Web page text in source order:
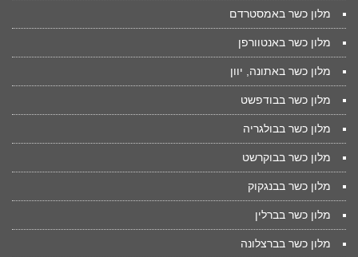
מלון כשר באמסטרדם
מלון כשר באנטוורפן
מלון כשר באתונה, יוון
מלון כשר בבודפשט
מלון כשר בבולגריה
מלון כשר בבוקרשט
מלון כשר בבנגקוק
מלון כשר בברלין
מלון כשר בברצלונה